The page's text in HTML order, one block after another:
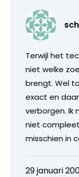
Terwijl het
niet welke
brengt. Wel
exact en daar
verborgen. Ik
niet
misschien in
29 januari